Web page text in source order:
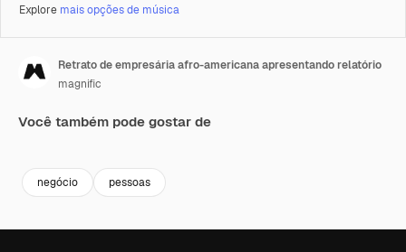
Explore mais opções de música
Retrato de empresária afro-americana apresentando relatório
magnific
Você também pode gostar de
negócio pessoas